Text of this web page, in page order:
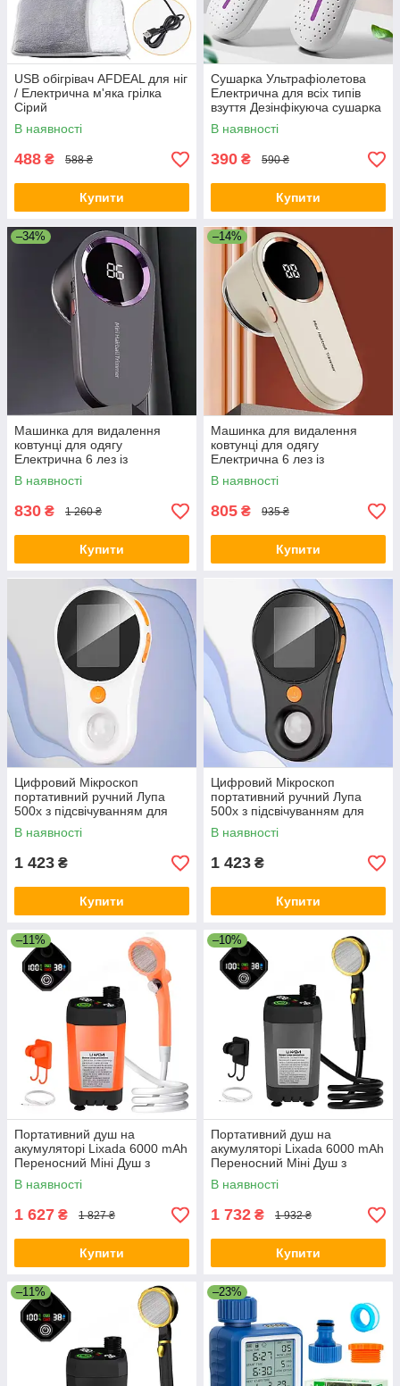
USB обігрівач AFDEAL для ніг
/ Електрична м'яка грілка
Сірий
В наявності
488 ₴ 588 ₴
Купити
Сушарка Ультрафіолетова
Електрична для всіх типів
взуття Дезінфікуюча сушарка
12Вт Портативна зарядка від
USB Біла
В наявності
390 ₴ 590 ₴
Купити
–34%
Машинка для видалення
ковтунці для одягу
Електрична 6 лез із
Запобіжником Дисплеєм USB
зарядка Чорна
В наявності
830 ₴ 1 260 ₴
Купити
–14%
Машинка для видалення
ковтунці для одягу
Електрична 6 лез із
Запобіжником Дисплеєм USB
зарядка Біла
В наявності
805 ₴ 935 ₴
Купити
Цифровий Мікроскоп
портативний ручний Лупа
500х з підсвічуванням для
ремонту досліджень з
підключенням до Пк Білий
В наявності
1 423 ₴
Купити
Цифровий Мікроскоп
портативний ручний Лупа
500х з підсвічуванням для
ремонту досліджень з
підключенням до Пк Чорний
В наявності
1 423 ₴
Купити
–11%
Портативний душ на
акумуляторі Lixada 6000 mAh
Переносний Міні Душ з
дисплєм для туризму
кемпінгу Акумуляторний
В наявності
1 627 ₴ 1 827 ₴
Купити
–10%
Портативний душ на
акумуляторі Lixada 6000 mAh
Переносний Міні Душ з
дисплєм для туризму
кемпінгу Акумуляторний
В наявності
1 732 ₴ 1 932 ₴
Купити
–11% –23%